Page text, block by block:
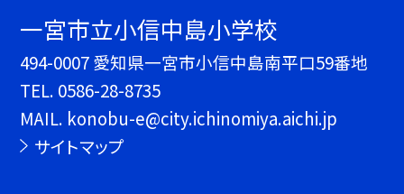
一宮市立小信中島小学校
494-0007 愛知県一宮市小信中島南平口59番地
TEL. 0586-28-8735
MAIL. konobu-e@city.ichinomiya.aichi.jp
サイトマップ